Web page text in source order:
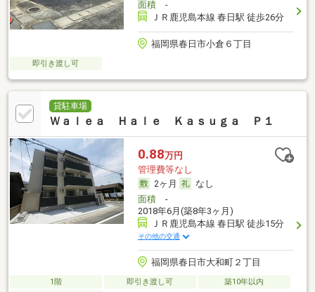
面積-
ＪＲ鹿児島本線 春日駅 徒歩26分
福岡県春日市小倉６丁目
即引き渡し可
貸駐車場
Ｗａｌｅａ Ｈａｌｅ Ｋａｓｕｇａ Ｐ１
0.88万円
管理費等なし
2ヶ月
なし
面積-
2018年6月(築8年3ヶ月)
ＪＲ鹿児島本線 春日駅 徒歩15分
その他の交通
福岡県春日市大和町２丁目
1階 即引き渡し可
築10年以内